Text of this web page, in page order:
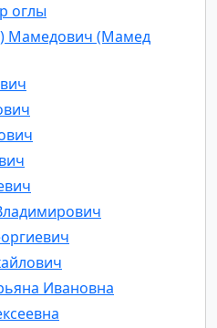
оглы
Мамедович (Мамед
Ивановна